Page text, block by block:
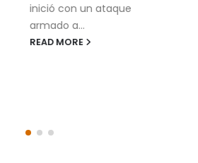
diversos retos, pero
recurrentes aparece